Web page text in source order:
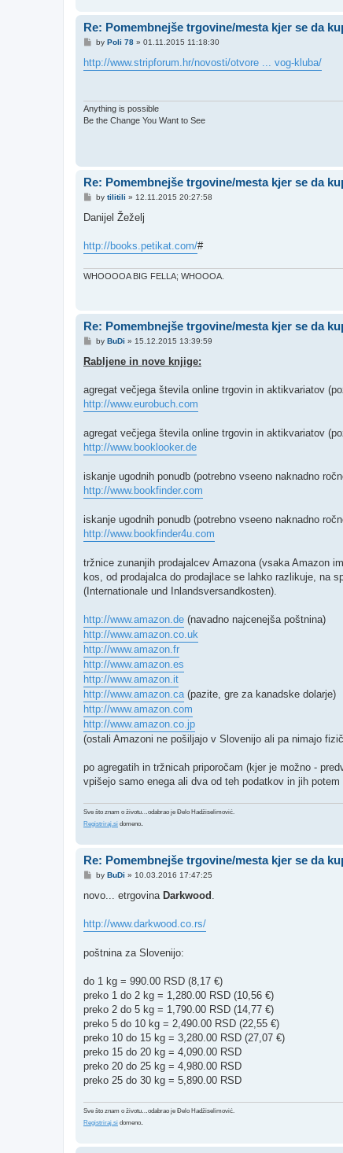
Re: Pomembnejše trgovine/mesta kjer se da
P
s
t
by Poli 78» 01.11.2015 11:18:30
http://www.stripforum.hr/novosti/otvore ... vog-kluba/
Anything is possible
Be the Change You Want to See
Re: Pomembnejše trgovine/mesta kjer se da
P
s
by tilitili » 12.11.2015 20:27:58
Danijel Žeželj
http://books.petikat.com/#
WHOOOOA BIG FELLA; WHOOOA.
Re: Pomembnejše trgovine/mesta kjer se da
P
s
t
by BuDi » 15.12.2015 13:39:59
Rabljene in nove knjige:
agregat večjega števila online trgovin in aktikvariatov
http://www.eurobuch.com
agregat večjega števila online trgovin in aktikvariatov
http://www.booklooker.de
iskanje ugodnih ponudb (potrebno vseeno naknadno
http://www.bookfinder.com
iskanje ugodnih ponudb (potrebno vseeno naknadno
http://www.bookfinder4u.com
tržnice zunanjih prodajalcev Amazona (vsaka Amazon
kos, od prodajalca do prodajlace se lahko razlikuje, na
(Internationale und Inlandsversandkosten).
http://www.amazon.de (navadno najcenejša poštnina)
http://www.amazon.co.uk
http://www.amazon.fr
http://www.amazon.es
http://www.amazon.it
http://www.amazon.ca(pazite, gre za kanadske dolarje)
http://www.amazon.com
http://www.amazon.co.jp
(ostali Amazoni ne pošiljajo v Slovenijo ali pa nimajo
po agregatih in tržnicah priporočam (kjer je možno -
vpišejo samo enega ali dva od teh podatkov in jih
Sve što znam o životu…odabrao je Đelo Hadžiselimović.
Registriraj.si domeno
Re: Pomembnejše trgovine/mesta kjer se da
P
s
by BuDi » 10.03.2016 17:47:25
novo... etrgovina Darkwood .
http://www.darkwood.co.rs/
poštnina za Slovenijo:
do 1 kg = 990.00 RSD (8,17 €)
preko 1 do 2 kg = 1,280.00 RSD (10,56 €)
preko 2 do 5 kg = 1,790.00 RSD (14,77 €)
preko 5 do 10 kg = 2,490.00 RSD (22,55 €)
preko 10 do 15 kg = 3,280.00 RSD (27,07 €)
preko 15 do 20 kg = 4,090.00 RSD
preko 20 do 25 kg = 4,980.00 RSD
preko 25 do 30 kg = 5,890.00 RSD
Sve što znam o životu…odabrao je Đelo Hadžiselimović.
Registriraj.si domeno